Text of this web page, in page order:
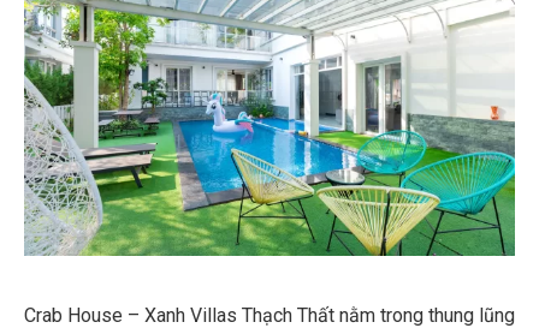
Crab House – Xanh Villas Thạch Thất nằm trong thung lũng